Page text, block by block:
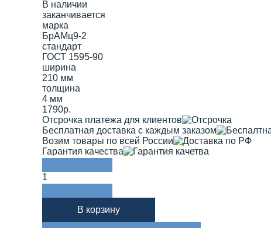
В наличии
заканчивается
марка
БрАМц9-2
стандарт
ГОСТ 1595-90
ширина
210 мм
толщина
4 мм
1790р.
Отсрочка платежа для клиентов
Бесплатная доставка с каждым заказом
Возим товары по всей России
Гарантия качества
1
В корзину